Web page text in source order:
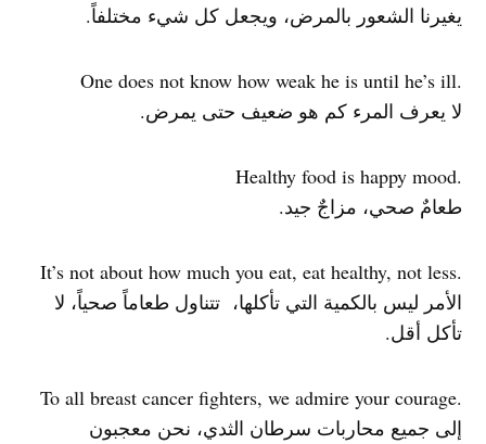
يغيرنا الشعور بالمرض، ويجعل كل شيء مختلفاً.
.One does not know how weak he is until he’s ill
لا يعرف المرء كم هو ضعيف حتى يمرض.
.Healthy food is happy mood
طعامٌ صحي، مزاجٌ جيد.
.It’s not about how much you eat, eat healthy, not less
الأمر ليس بالكمية التي تأكلها، تتناول طعاماً صحياً، لا
تأكل أقل.
.To all breast cancer fighters, we admire your courage
إلى جميع محاربات سرطان الثدي، نحن معجبون